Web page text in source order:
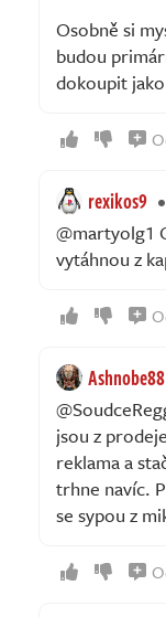
Osobně si
budou
dokoupit
rexikos9
@martyolg1
vytáhnou z
Ashnobe88
jsou z
reklama a
trhne navíc.
se sypou z